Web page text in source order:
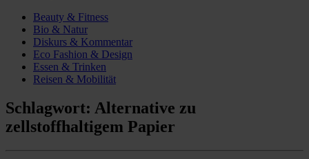
Beauty & Fitness
Bio & Natur
Diskurs & Kommentar
Eco Fashion & Design
Essen & Trinken
Reisen & Mobilität
Schlagwort: Alternative zu
zellstoffhaltigem Papier